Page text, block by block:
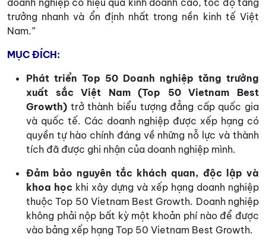
doanh nghiệp có hiệu quả kinh doanh cao, tốc độ tăng
trưởng nhanh và ổn định nhất trong nền kinh tế Việt
Nam.”
MỤC ĐÍCH:
Phát triển Top 50 Doanh nghiệp tăng trưởng
xuất sắc Việt Nam (Top 50 Vietnam Best
Growth) trở thành biểu tượng đẳng cấp quốc gia
và quốc tế. Các doanh nghiệp được xếp hạng có
quyền tự hào chính đáng về những nỗ lực và thành
tích đã được ghi nhận của doanh nghiệp mình.
Đảm bảo nguyên tắc khách quan, độc lập và
khoa học khi xây dựng và xếp hạng doanh nghiệp
thuộc Top 50 Vietnam Best Growth. Doanh nghiệp
không phải nộp bất kỳ một khoản phí nào để được
vào bảng xếp hạng Top 50 Vietnam Best Growth.